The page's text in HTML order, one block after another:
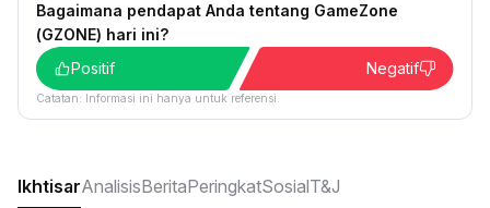
Bagaimana pendapat Anda tentang GameZone
(GZONE) hari ini?
Positif
Negatif
Catatan: Informasi ini hanya untuk referensi.
IkhtisarAnalisisBeritaPeringkatSosialT&J